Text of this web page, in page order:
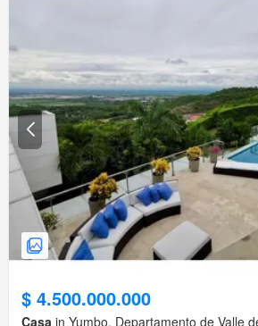
$ 4.500.000.000
Casa in Yumbo, Departamento de Valle